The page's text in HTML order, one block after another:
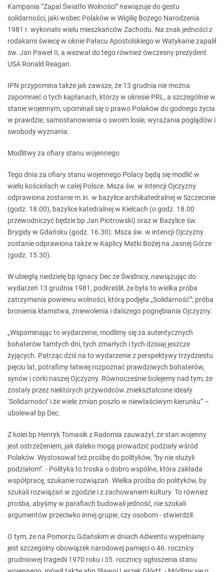
Kampania “Zapal Światło Wolności” nawiązuje do gestu
solidarności, jaki wobec Polaków w Wigilię Bożego Narodzenia
1981 r. wykonało wielu mieszkańców Zachodu. Na znak jedności z
rodakami świecę w oknie Pałacu Apostolskiego w Watykanie zapalił
św. Jan Paweł II, a wezwał do tego również ówczesny prezydent
USA Ronald Reagan.
IPN przypomina także jak zawsze, że 13 grudnia nie można
zapomnieć o tych kapłanach, którzy w okresie PRL, a szczególnie w
stanie wojennym, upominali się o prawo Polaków do godnego życia
w prawdzie, samostanowienia o swoim losie, wyrażania poglądów i
swobody wyznania.
Modlitwy za ofiary stanu wojennego
Tego dnia za ofiary stanu wojennego Polacy będą się modlić w
wielu kościołach w całej Polsce. Msza św. w intencji Ojczyzny
odprawiona zostanie m.in. w bazylice archikatedralnej w Szczecinie
(godz. 18.00), bazylice katedralnej w Kielcach (o godz. 18.00
przewodniczyć będzie bp Jan Piotrowski) oraz w Bazylice św.
Brygidy w Gdańsku (godz. 16.30). Msza św. w intencji Ojczyzny
zostanie odprawiona także w Kaplicy Matki Bożej na Jasnej Górze
(godz. 15.30).
W ubiegłą niedzielę bp Ignacy Dec ze Świdnicy, nawiązując do
wydarzeń 13 grudnia 1981, podkreślił, że była to wielka próba
zatrzymania powiewu wolności, którą podjęła „Solidarność”; próba
bronienia kłamstwa, zniewolenia i dalszego pognębiania Ojczyzny.
„Wspominając to wydarzenie, modlimy się za autentycznych
bohaterów tamtych dni, tych zmarłych i tych dzisiaj jeszcze
żyjących. Patrząc dziś na to wydarzenie z perspektywy trzydziestu
pięciu lat, potrafimy łatwiej rozpoznać prawdziwych bohaterów,
synów i córki naszej Ojczyzny. Równocześnie bolejemy nad tym, że
zostały przez niektórych przywódców zniekształcone ideały
‘Solidarności’ i że wiele zmian poszło w niewłaściwym kierunku” –
ubolewał bp Dec.
Z kolei bp Henryk Tomasik z Radomia zauważył, że stan wojenny
jest ostrzeżeniem, jak daleko mogą prowadzić podziały wśród
Polaków. Wystosował też prośbę do polityków, "by nie służyli
podziałom". - Polityka to troska o dobro wspólne, która zakłada
współpracę, szukanie rozwiązań. Wielka prośba do polityków, by
szukali rozwiązań w zgodzie i z zachowaniem kultury. To również
prośba, abyśmy w parafiach budowali jedność, nie szukali
argumentów przeciwko innej grupie, czy osobom - stwierdził.
O tym, że na Pomorzu Gdańskim w dniach Adwentu wypełniany
jest szczególny obowiązek narodowej pamięci o 46. rocznicy
grudniowej tragedii 1970 roku i 35. rocznicy ogłoszenia stanu